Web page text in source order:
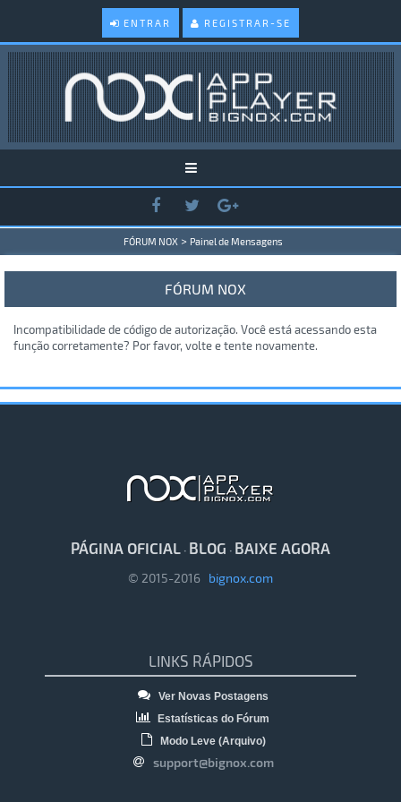
ENTRAR REGISTRAR-SE
FÓRUM NOX > Painel de Mensagens
FÓRUM NOX
Incompatibilidade de código de autorização. Você está acessando esta
função corretamente? Por favor, volte e tente novamente.
PÁGINA OFICIAL · BLOG · BAIXE AGORA
© 2015-2016 bignox.com
LINKS RÁPIDOS
Ver Novas Postagens
Estatísticas do Fórum
Modo Leve (Arquivo)
support@bignox.com